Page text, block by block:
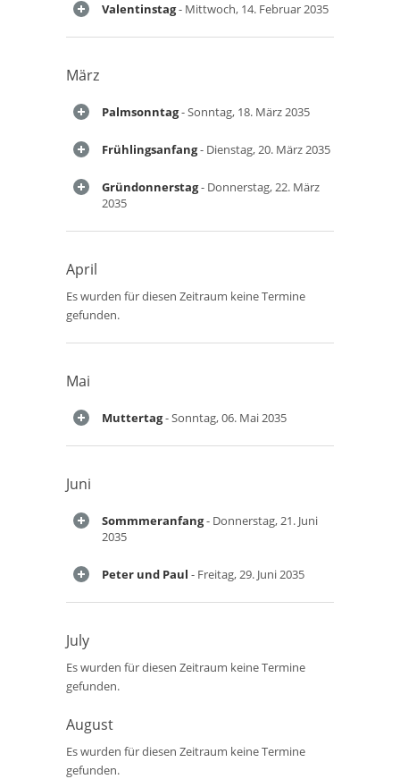
Valentinstag- Mittwoch, 14. Februar 2035
März
Palmsonntag- Sonntag, 18. März 2035
Frühlingsanfang- Dienstag, 20. März 2035
Gründonnerstag- Donnerstag, 22. März
2035
April
Es wurden für diesen Zeitraum keine Termine
gefunden.
Mai
Muttertag- Sonntag, 06. Mai 2035
Juni
Sommmeranfang- Donnerstag, 21. Juni
2035
Peter und Paul - Freitag, 29. Juni 2035
July
Es wurden für diesen Zeitraum keine Termine
gefunden.
August
Es wurden für diesen Zeitraum keine Termine
gefunden.